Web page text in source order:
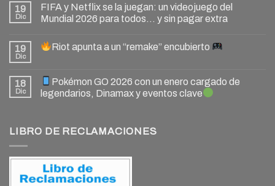
19
Dic
FIFA y Netflix se la juegan: un videojuego del
Mundial 2026 para todos… y sin pagar extra
19
Dic
Riot apunta a un “remake” encubierto
18
Dic
Pokémon GO 2026 con un enero cargado de
legendarios, Dinamax y eventos clave
LIBRO DE RECLAMACIONES